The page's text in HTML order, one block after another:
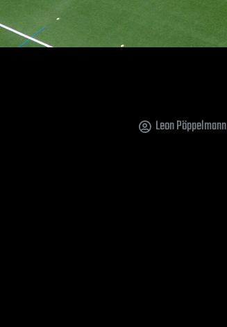
Leon Pöppelmann